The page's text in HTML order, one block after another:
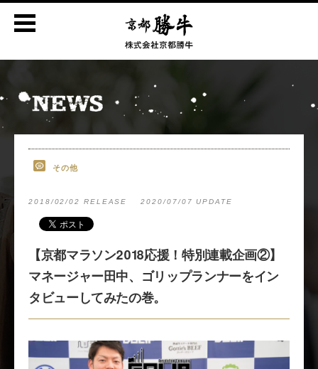
その他
2018/02/02 RELEASE 2020/07/07 UPDATE
【京都マラソン2018応援！特別連載企画②】
マネージャー田中、ゴリップランナーをイン
タビューしてみたの巻。